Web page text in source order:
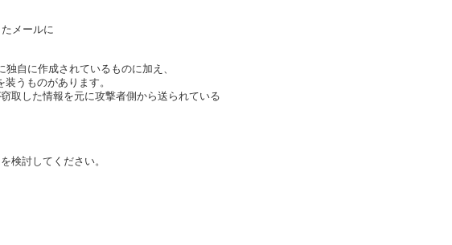
メールに
自に作成されているものに加え、
うものがあります。
取した情報を元に攻撃者側から送られている
検討してください。